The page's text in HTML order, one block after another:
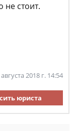
не стоит.
августа 2018 г. 14:54
юриста